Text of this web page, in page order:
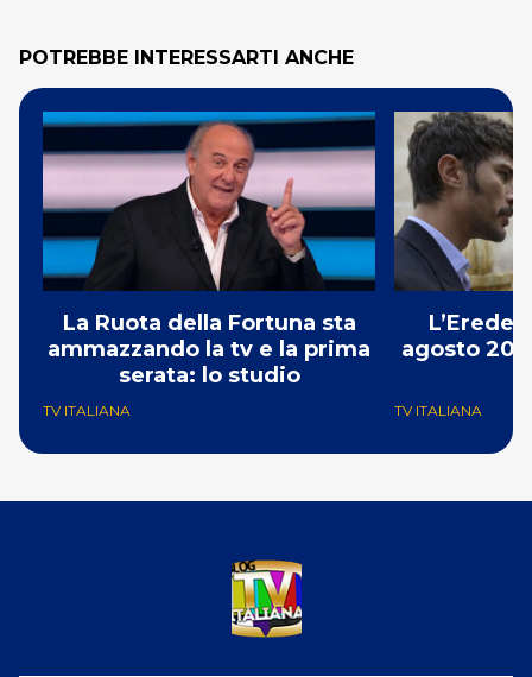
POTREBBE INTERESSARTI ANCHE
La Ruota della Fortuna sta
ammazzando la tv e la prima
serata: lo studio
TV ITALIANA
agosto
TV ITALIANA